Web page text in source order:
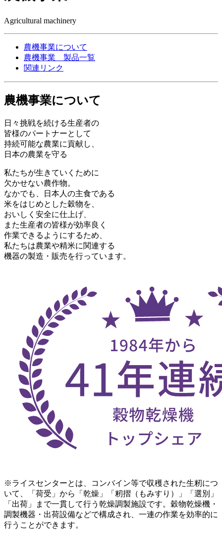
Agricultural machinery
農機事業について
農機事業 製品一覧
関連リンク
農機事業について
日々挑戦を続ける生産者の
皆様のパートナーとして
持続可能な農業に貢献し、
日本の農業を守る
私たちが生きていくために
欠かせない農作物。
なかでも、日本人の主食である
米をはじめとした穀物を、
おいしく安全に仕上げ、
また生産者の皆様が効率良く
作業できるようにするため、
私たちは農業や精米に関連する
機器の製造・販売を行っています。
※ライスセンターとは、コンバイン等で収穫された生籾につ
いて、「荷受」から「乾燥」「籾摺（もみすり）」「選別」
「出荷」まで一貫して行う乾燥調製施設です。穀物乾燥機・
調製機器・出荷設備などで構成され、一連の作業を効率的に
行うことができます。